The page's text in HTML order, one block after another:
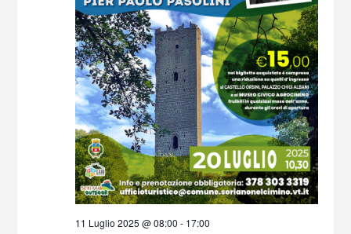
11 Luglio 2025 @ 08:00 - 17:00